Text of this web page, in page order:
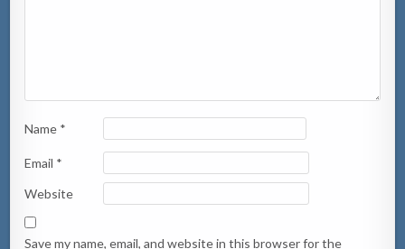
Name *
Email *
Website
Save my name, email, and website in this browser for the